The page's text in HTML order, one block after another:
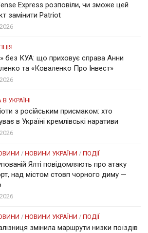
Express розповіли, чи зможе цей
замінити Patriot
без КУА: що приховує справа Анни
та «Коваленко Про Інвест»
В УКРАЇНІ
з російським присмаком: хто
в Україні кремлівські наративи
/ НОВИНИ УКРАЇНИ / ПОДІЇ
Ялті повідомляють про атаку
над містом стовп чорного диму —
/ НОВИНИ УКРАЇНИ / ПОДІЇ
змінила маршрути низки поїздів